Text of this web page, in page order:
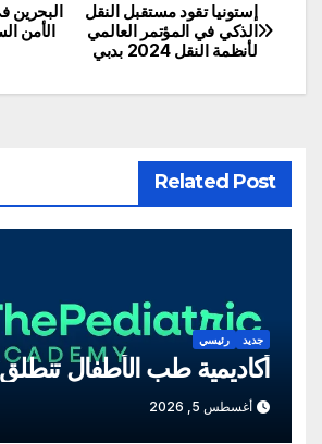
تصفّح
المقالات
البحرين
الأمن
إستونيا تقود مستقبل النقل
الذكي في المؤتمر العالمي
لأنظمة النقل 2024 بدبي
Related Post
جديد رئيسي
أكاديمية طب الأطفال
أغسطس 5, 2026